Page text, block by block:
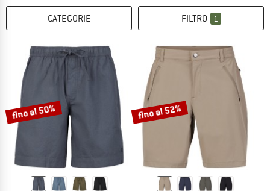
CATEGORIE FILTRO 1
fino al 50% fino al 52%